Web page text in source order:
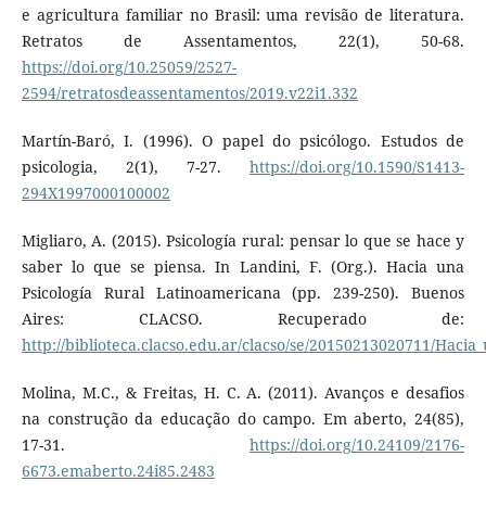
e agricultura familiar no Brasil: uma revisão de literatura.
Retratos de Assentamentos, 22(1), 50-68.
https://doi.org/10.25059/2527-
2594/retratosdeassentamentos/2019.v22i1.332
Martín-Baró, I. (1996). O papel do psicólogo. Estudos de
psicologia, 2(1), 7-27.https://doi.org/10.1590/S1413-
294X1997000100002
Migliaro, A. (2015). Psicología rural: pensar lo que se hace y
saber lo que se piensa. In Landini, F. (Org.). Hacia una
Psicología Rural Latinoamericana (pp. 239-250). Buenos
Aires: CLACSO. Recuperado de:
http://biblioteca.clacso.edu.ar/clacso/se/20150213020711/
Molina, M.C., & Freitas, H. C. A. (2011). Avanços e desafios
na construção da educação do campo. Em aberto, 24(85),
17-31.https://doi.org/10.24109/2176-
6673.emaberto.24i85.2483